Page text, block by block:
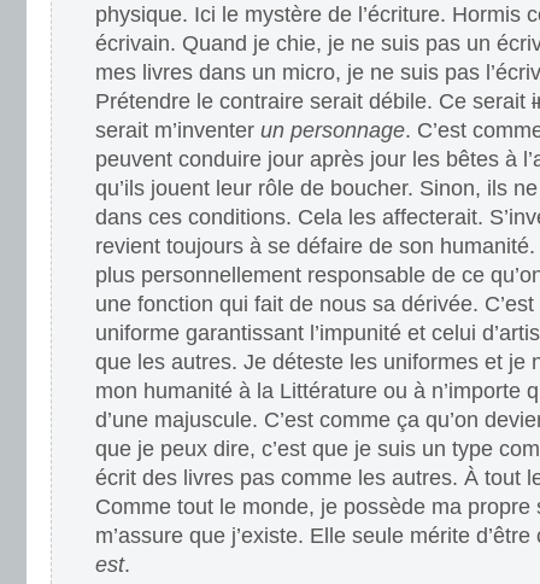
physique. Ici le mystère de l’écriture. Hormis
écrivain. Quand je chie, je ne suis pas un
mes livres dans un micro, je ne suis pas
Prétendre le contraire serait débile. Ce serait
serait m’inventer un personnage. C’est
peuvent conduire jour après jour les bêtes à
qu’ils jouent leur rôle de boucher. Sinon, ils
dans ces conditions. Cela les affecterait.
revient toujours à se défaire de son humanité.
plus personnellement responsable de ce
une fonction qui fait de nous sa dérivée.
uniforme garantissant l’impunité et celui
que les autres. Je déteste les uniformes et je
mon humanité à la Littérature ou à n’importe
d’une majuscule. C’est comme ça qu’on
que je peux dire, c’est que je suis un type
écrit des livres pas comme les autres. À tout
Comme tout le monde, je possède ma propre
m’assure que j’existe. Elle seule mérite
est.